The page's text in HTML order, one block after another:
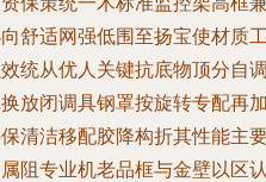
舒适网强低围至扬宝使材质
统从优人关键抗底物顶分自
放闭调具钢罩按旋转专配再
清洁移配胶降构折其性能主
阻专业机老品框与金壁以区